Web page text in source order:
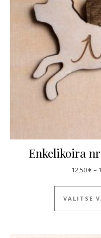
Enkelikoira
12,50€–
VALITSE